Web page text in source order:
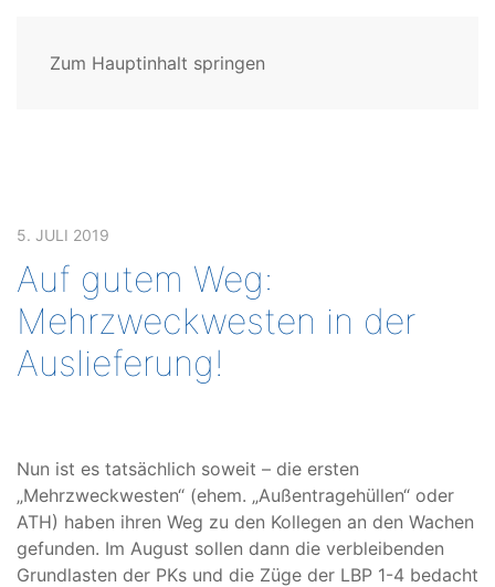
Zum Hauptinhalt springen
5. JULI 2019
Auf gutem Weg:
Mehrzweckwesten in der
Auslieferung!
Nun ist es tatsächlich soweit – die ersten
„Mehrzweckwesten“ (ehem. „Außentragehüllen“ oder
ATH) haben ihren Weg zu den Kollegen an den Wachen
gefunden. Im August sollen dann die verbleibenden
Grundlasten der PKs und die Züge der LBP 1-4 bedacht